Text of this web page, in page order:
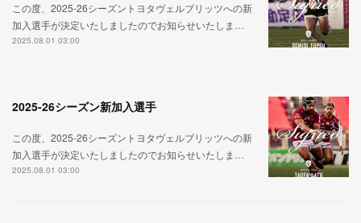
この度、2025-26シーズントヨタヴェルブリッツへの新
加入選手が決定いたしましたのでお知らせいたしま…
2025.08.01 03:00
2025-26シーズン新加入選手
この度、2025-26シーズントヨタヴェルブリッツへの新
加入選手が決定いたしましたのでお知らせいたしま…
2025.08.01 03:00